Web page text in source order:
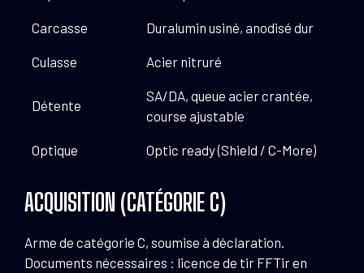
Carcasse Duralumin usiné, anodisé dur
Culasse Acier nitruré
Détente
SA/DA, queue acier crantée,
course ajustable
Optique Optic ready (Shield / C-More)
ACQUISITION (CATÉGORIE C)
Arme de catégorie C, soumise à déclaration.
Documents nécessaires : licence de tir FFTir en